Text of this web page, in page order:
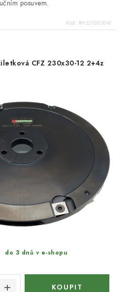
posuvem.
Kód: RH22120120W
CFZ 230x30-12 2+4z
do 3 dnů v e-shopu